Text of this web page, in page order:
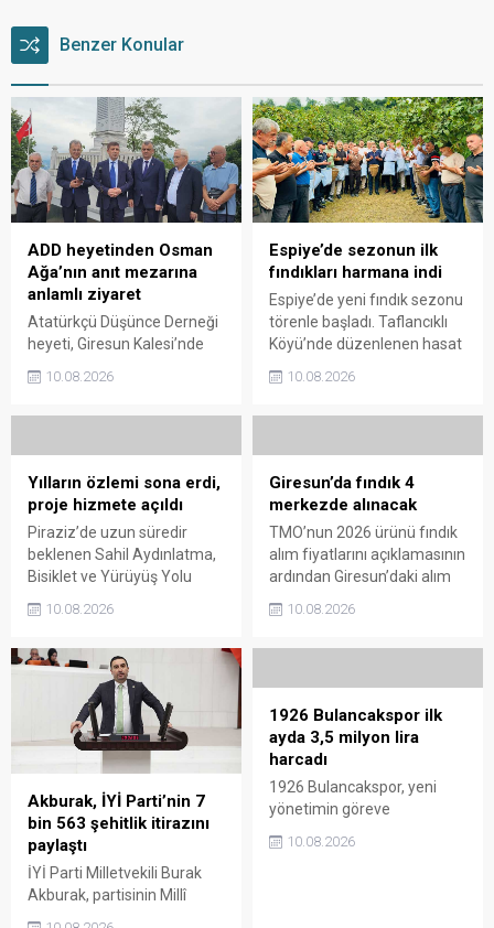
Benzer Konular
ADD heyetinden Osman
Ağa’nın anıt mezarına
anlamlı ziyaret
Atatürkçü Düşünce Derneği
heyeti, Giresun Kalesi’nde
Ağa’nın anıt mezarını
Alaylarının Millî Mücadele’de
üstlendiği kritik rol ve
Giresun’un bağımsızlık
kez daha gündeme taşındı.
10.08.2026
Espiye’de sezonun ilk
fındıkları harmana indi
Espiye’de yeni fındık sezonu
törenle başladı. Taflancıklı
Köyü’nde düzenlenen hasat
bahçeye girerken, sezonun
harmana döküldü.
10.08.2026
Yılların özlemi sona erdi,
proje hizmete açıldı
Piraziz’de uzun süredir
beklenen Sahil Aydınlatma,
Bisiklet ve Yürüyüş Yolu
açıldı. Yoğun katılımla
şeridine yeni bir kimlik
kazandıran projenin ilçenin
sosyal yaşamına önemli
katkı sağlaması bekleniyor.
10.08.2026
Giresun’da fındık 4
merkezde alınacak
TMO’nun 2026 ürünü fındık
alım fiyatlarını açıklamasının
ardından Giresun’daki alım
Üreticiler, 17 Ağustos’ta
Ağustos’tan itibaren
ürünlerini teslim edebilecek.
10.08.2026
Akburak, İYİ Parti’nin 7
bin 563 şehitlik itirazını
paylaştı
İYİ Parti Milletvekili Burak
Akburak, partisinin Millî
1926 Bulancakspor ilk
ayda 3,5 milyon lira
harcadı
1926 Bulancakspor, yeni
yönetimin göreve
yürütülen çalışmaların bir
10.08.2026